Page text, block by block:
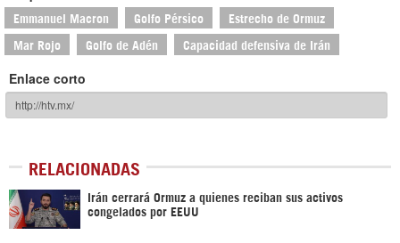
Emmanuel Macron Golfo Pérsico Estrecho de Ormuz
Mar Rojo Golfo de Adén Capacidad defensiva de Irán
Enlace corto
RELACIONADAS
Irán cerrará Ormuz a quienes reciban sus activos
congelados por EEUU